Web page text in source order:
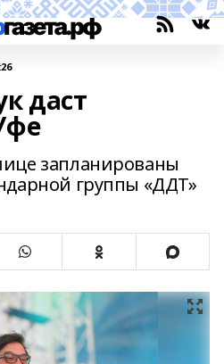
даст
запланированы
группы «ДДТ»